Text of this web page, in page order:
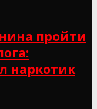
пройти
наркотик